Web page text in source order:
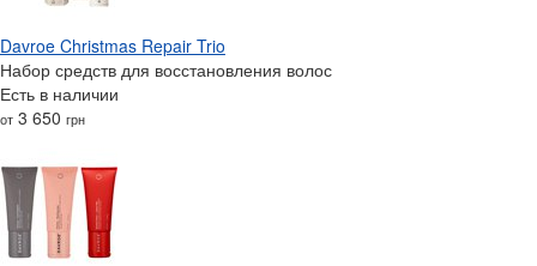
Davroe Christmas Repair Trio
Набор средств для восстановления волос
Есть в наличии
от 3 650 грн